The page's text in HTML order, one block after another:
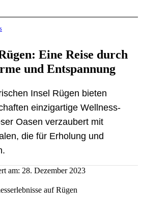
Eine Reise durch
und Entspannung
Insel Rügen bieten
einzigartige Wellness-
Oasen verzaubert mit
die für Erholung und
am: 28. Dezember 2023